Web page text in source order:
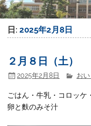
日:2025年2月8日
２月８日（土）
2025年2月8日 お
ごはん・牛乳・コロッケ
卵と麩のみそ汁